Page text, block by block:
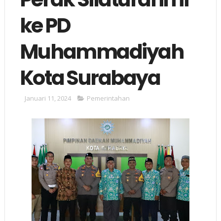
ke PD
Muhammadiyah
Kota Surabaya
Januari 11, 2024 Pemerintahan